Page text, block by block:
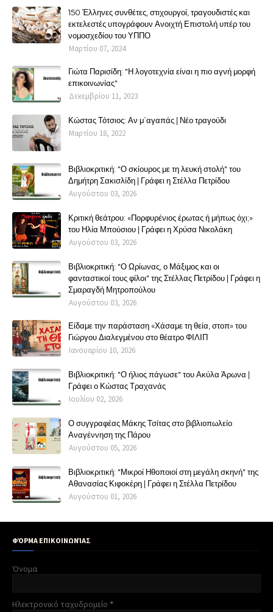
150 Έλληνες συνθέτες, στιχουργοί, τραγουδιστές και
εκτελεστές υπογράφουν Ανοιχτή Επιστολή υπέρ του
νομοσχεδίου του ΥΠΠΟ
Μαρτίου 07, 2024
Γιώτα Παρισίδη: "Η λογοτεχνία είναι η πιο αγνή μορφή
επικοινωνίας"
Δεκεμβρίου 11, 2023
Κώστας Τότσιος: Αν μ΄αγαπάς | Νέο τραγούδι
Μαρτίου 18, 2022
Βιβλιοκριτική: "Ο σκίουρος με τη λευκή στολή" του
Δημήτρη Σακισλίδη | Γράφει η Στέλλα Πετρίδου
Αυγούστου 03, 2026
Κριτική θεάτρου: «Πορφυρένιος έρωτας ή μήπως όχι;»
του Ηλία Μπούσιου | Γράφει η Χρύσα Νικολάκη
Αυγούστου 03, 2026
Βιβλιοκριτική: "Ο Ωρίωνας, ο Μάξιμος και οι
φανταστικοί τους φίλοι" της Στέλλας Πετρίδου | Γράφει η
Σμαραγδή Μητροπούλου
Αυγούστου 03, 2026
Είδαμε την παράσταση «Χάσαμε τη θεία, στοπ» του
Γιώργου Διαλεγμένου στο θέατρο ΦΙΛΙΠ
Ιανουαρίου 10, 2026
Βιβλιοκριτική: "Ο ήλιος πάγωσε" του Ακύλα Άρωνα |
Γράφει ο Κώστας Τραχανάς
Ιουλίου 02, 2026
Ο συγγραφέας Μάκης Τσίτας στο βιβλιοπωλείο
Αναγέννηση της Πάρου
Αυγούστου 05, 2026
Βιβλιοκριτική: "Μικροί Ηθοποιοί στη μεγάλη σκηνή" της
Αθανασίας Κιφοκέρη | Γράφει η Στέλλα Πετρίδου
Αυγούστου 01, 2026
ΦΌΡΜΑ ΕΠΙΚΟΙΝΩΝΊΑΣ
Όνομα
Ηλεκτρονικό ταχυδρομείο *